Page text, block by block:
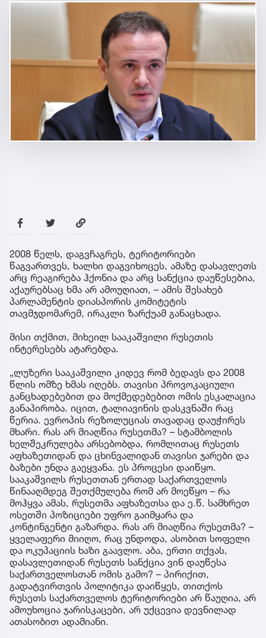
2008 წელს, დაგვჩაგრეს, ტერიტორიები
წაგვართვეს, ხალხი დაგვიხოცეს, ამაზე დასავლეთს
არც რეაგირება ჰქონია და არც სანქცია დაუწესებია,
აქაურებსაც ხმა არ ამოუღიათ, – ამის შესახებ
პარლამენტის დიასპორის კომიტეტის
თავმჯდომარემ, ირაკლი ზარქუამ განაცხადა.
მისი თქმით, მიხეილ სააკაშვილი რუსეთის
ინტერესებს ატარებდა.
„ლუზერი სააკაშვილი კიდევ რომ ბედავს და 2008
წლის ომზე ხმას იღებს. თავისი პროვოკაციული
განცხადებებით და მოქმედებებით ომის ესკალაცია
განაპირობა. იცით, ტალიავინის დასკვნაში რაც
წერია. ევროპის რეზოლუციას თავადაც დაუჭირეს
მხარი. რას არ მიაღწია რუსეთმა? – სტამბოლის
ხელშეკრულება არსებობდა, რომლითაც რუსეთს
აფხაზეთიდან და ცხინვალიდან თავისი ჯარები და
ბაზები უნდა გაეყვანა. ეს პროცესი დაიწყო.
სააკაშვილს რუსეთთან ერთად საქართველოს
წინააღმდეგ შეთქმულება რომ არ მოეწყო – რა
მოჰყვა ამას, რუსეთმა აფხაზეთსა და ე.წ. სამხრეთ
ოსეთში პოზიციები უფრო გაიმყარა და
კონტინგენტი გაზარდა. რას არ მიაღწია რუსეთმა? –
ყველაფერი მიიღო, რაც უნდოდა, ასობით სოფელი
და ოკუპაციის ხაზი გაავლო. აბა, ერთი თქვას,
დასავლეთიდან რუსეთს სანქცია ვინ დაუწესა
საქართველოსთან ომის გამო? – პირიქით,
გადატვირთვის პოლიტიკა დაიწყეს, თითქოს
რუსეთს საქართველოს ტერიტორიები არ წაუღია, არ
ამოუხოცია ჯარისკაცები, არ უქცევია დევნილად
ათასობით ადამიანი.